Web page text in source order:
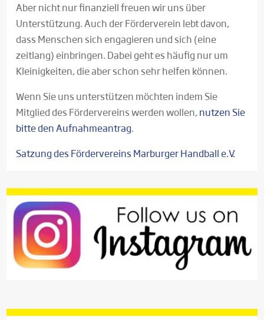
Aber nicht nur finanziell freuen wir uns über
Unterstützung. Auch der Förderverein lebt davon,
dass Menschen sich engagieren und sich (eine
zeitlang) einbringen. Dabei geht es häufig nur um
Kleinigkeiten, die aber schon sehr helfen können.
Wenn Sie uns unterstützen möchten indem Sie
Mitglied des Fördervereins werden wollen,nutzen Sie
bitte den Aufnahmeantrag.
Satzung des Fördervereins Marburger Handball e.V.